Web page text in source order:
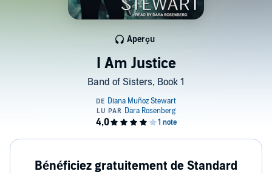
I Am Justice
Band of Sisters, Book 1
Aperçu
Bénéficiez gratuitement de Standard